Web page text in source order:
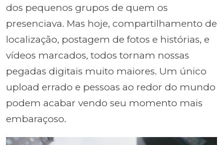
dos pequenos grupos de quem os
presenciava. Mas hoje, compartilhamento de
localização, postagem de fotos e histórias, e
vídeos marcados, todos tornam nossas
pegadas digitais muito maiores. Um único
upload errado e pessoas ao redor do mundo
podem acabar vendo seu momento mais
embaraçoso.